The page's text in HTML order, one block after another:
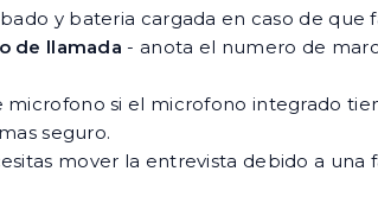
y bateria cargada en caso de que
de llamada - anota el numero de
microfono si el microfono integrado
seguro.
mover la entrevista debido a una